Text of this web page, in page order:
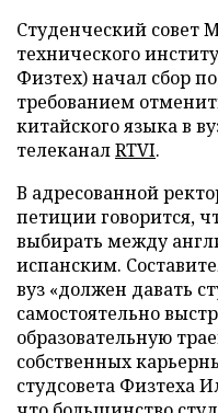
Студенческий совет
технического
Физтех) начал сбор
требованием
китайского языка в
телеканалRTVI.
В адресованной
петиции говорится,
выбирать между
испанским.
вуз «должен давать
самостоятельно
образовательную
собственных
студсовета Физтеха